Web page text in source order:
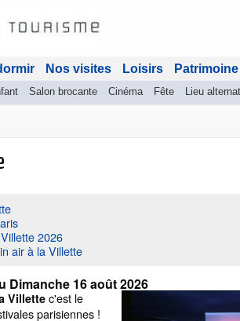
Salon brocante Cinéma Fête Lieu
Nos visites Loisirs Patrimoine
2026
air à la Villette
Dimanche 16 août 2026
Villettec'est le
parisiennes !